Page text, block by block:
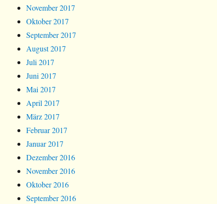
November 2017
Oktober 2017
September 2017
August 2017
Juli 2017
Juni 2017
Mai 2017
April 2017
März 2017
Februar 2017
Januar 2017
Dezember 2016
November 2016
Oktober 2016
September 2016